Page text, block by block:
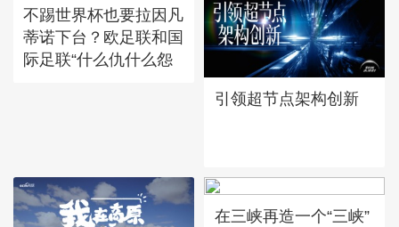
不踢世界杯也要拉因凡
蒂诺下台？欧足联和国
际足联“什么仇什么怨
引领超节点架构创新
在三峡再造一个“三峡”